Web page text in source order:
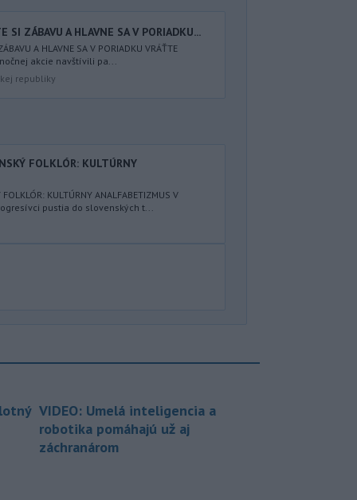
SI ZÁBAVU A HLAVNE SA V PORIADKU...
A HLAVNE SA V PORIADKU VRÁŤTE
akcie navštívili pa...
republiky
FOLKLÓR: KULTÚRNY
KULTÚRNY ANALFABETIZMUS V
pustia do slovenských t...
VIDEO: Umelá inteligencia a
robotika pomáhajú už aj
záchranárom